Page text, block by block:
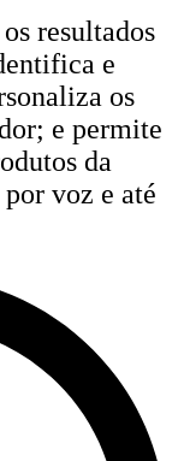
resultados
e
os
e permite
da
voz e até